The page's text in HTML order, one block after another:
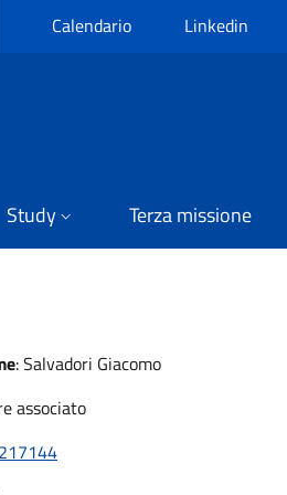
Calendario Linkedin
Study Terza missione
:Salvadori Giacomo
associato